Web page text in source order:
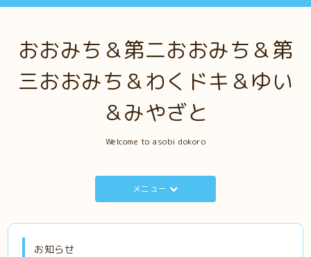
おおみち＆第二おおみち＆第
三おおみち＆わくドキ＆ゆい
＆みやざと
Welcome to asobi dokoro
メニュー
お知らせ